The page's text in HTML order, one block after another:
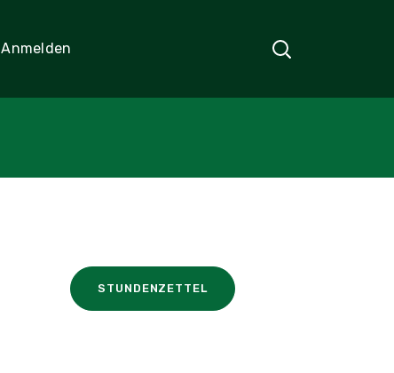
Anmelden
STUNDENZETTEL